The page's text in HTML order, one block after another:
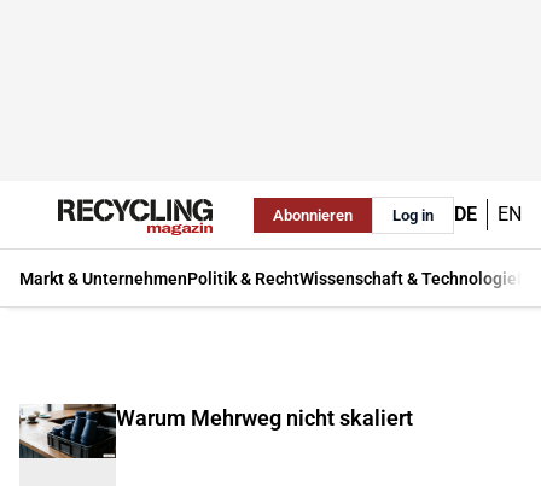
Abonnieren Log in DE EN
Markt & UnternehmenPolitik & RechtWissenschaft & Technologie
Warum Mehrweg nicht skaliert